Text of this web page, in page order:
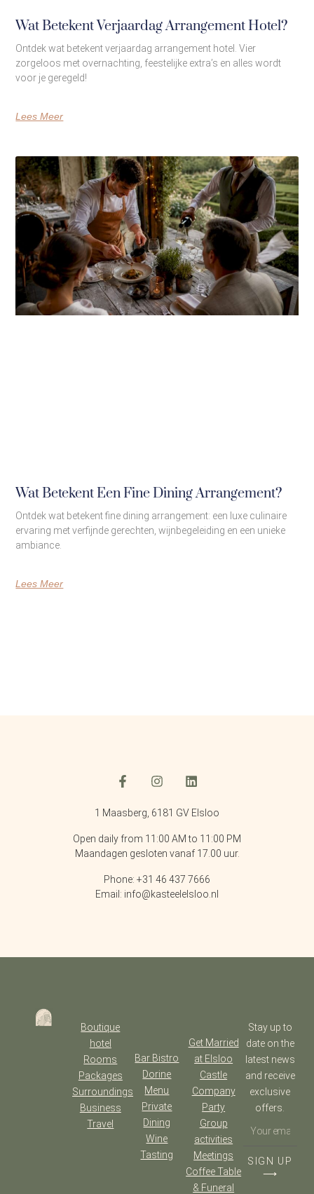
Wat Betekent Verjaardag Arrangement Hotel?
Ontdek wat betekent verjaardag arrangement hotel. Vier
zorgeloos met overnachting, feestelijke extra’s en alles wordt
voor je geregeld!
Lees Meer
Wat Betekent Een Fine Dining Arrangement?
Ontdek wat betekent fine dining arrangement: een luxe culinaire
ervaring met verfijnde gerechten, wijnbegeleiding en een unieke
ambiance.
Lees Meer
1 Maasberg, 6181 GV Elsloo
Open daily from 11:00 AM to 11:00 PM
Maandagen gesloten vanaf 17.00 uur.
Phone: +31 46 437 7666
Email: info@kasteelelsloo.nl
Boutique
hotel
Rooms
Packages
Surroundings
Business
Travel
Bar Bistro
Dorine
Menu
Private
Dining
Wine
Tasting
Get Married
at Elsloo
Castle
Company
Party
Group
activities
Meetings
Coffee Table
& Funeral
Stay up to
date on the
latest news
and receive
exclusive
offers.
SIGN UP
⟶